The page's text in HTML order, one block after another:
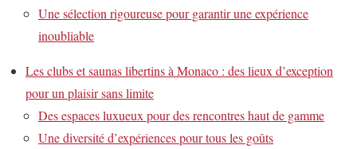
Une sélection rigoureuse pour garantir une expérience
inoubliable
Les clubs et saunas libertins à Monaco : des lieux d’exception
pour un plaisir sans limite
Des espaces luxueux pour des rencontres haut de gamme
Une diversité d’expériences pour tous les goûts